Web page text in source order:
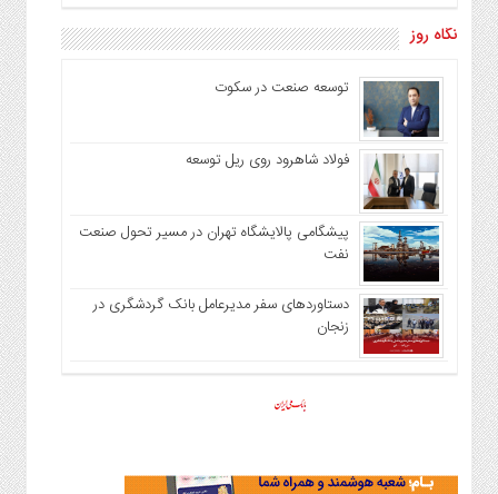
نگاه روز
توسعه صنعت در سکوت
فولاد شاهرود روی ریل توسعه
پیشگامی پالایشگاه تهران در مسیر تحول صنعت
نفت
دستاوردهای سفر مدیرعامل بانک گردشگری در
زنجان